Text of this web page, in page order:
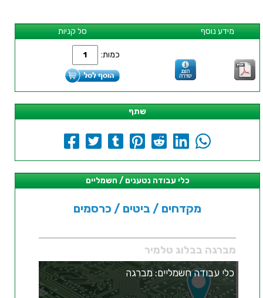
סל קניות מידע נוסף
כמות:
שתף
כלי עבודה נטענים / חשמליים
מקדחים / ביטים / כרסמים
מברגה בבלוג טלמיר
כלי עבודה חשמליים: מברגה